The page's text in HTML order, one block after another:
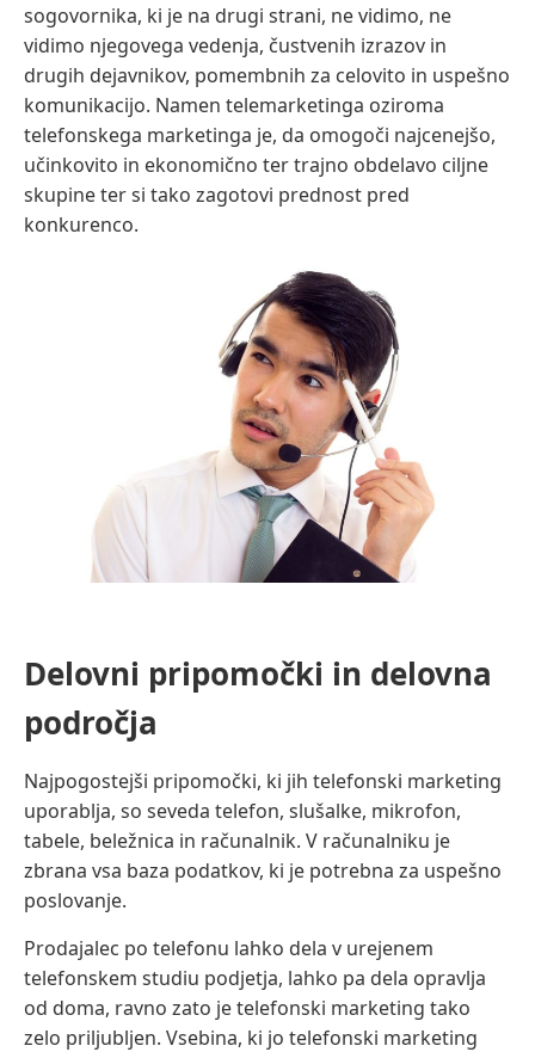
sogovornika, ki je na drugi strani, ne vidimo, ne
vidimo njegovega vedenja, čustvenih izrazov in
drugih dejavnikov, pomembnih za celovito in uspešno
komunikacijo. Namen telemarketinga oziroma
telefonskega marketinga je, da omogoči najcenejšo,
učinkovito in ekonomično ter trajno obdelavo ciljne
skupine ter si tako zagotovi prednost pred
konkurenco.
Delovni pripomočki in delovna
področja
Najpogostejši pripomočki, ki jih telefonski marketing
uporablja, so seveda telefon, slušalke, mikrofon,
tabele, beležnica in računalnik. V računalniku je
zbrana vsa baza podatkov, ki je potrebna za uspešno
poslovanje.
Prodajalec po telefonu lahko dela v urejenem
telefonskem studiu podjetja, lahko pa dela opravlja
od doma, ravno zato je telefonski marketing tako
zelo priljubljen. Vsebina, ki jo telefonski marketing